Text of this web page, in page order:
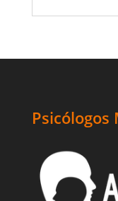
Psicólogos